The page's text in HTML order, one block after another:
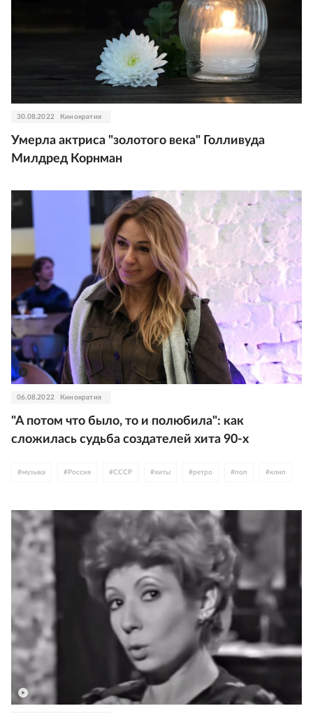
30.08.2022 Кинократия
Умерла актриса "золотого века" Голливуда
Милдред Корнман
06.08.2022 Кинократия
"А потом что было, то и полюбила": как
сложилась судьба создателей хита 90-х
#музыка # Россия #СССР #хиты #ретро #поп #клип